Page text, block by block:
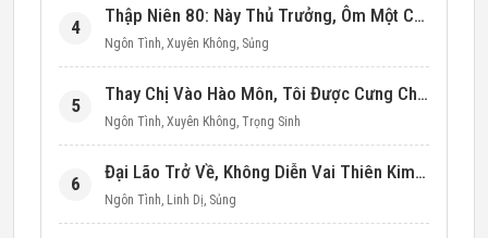
4
Thập Niên 80: Này Thủ Trưởng, Ôm Một Cái Đi!
Ngôn Tình, Xuyên Không, Sủng
5
Thay Chị Vào Hào Môn, Tôi Được Cưng Chiều Hết Mực (Thập Niên 90)
Ngôn Tình, Xuyên Không, Trọng Sinh
6
Đại Lão Trở Về, Không Diễn Vai Thiên Kim Giả Nữa
Ngôn Tình, Linh Dị, Sủng